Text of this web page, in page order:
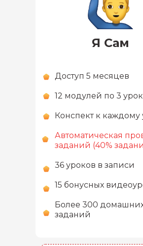
Я Сам
Доступ 5 месяцев
12 модулей по 3
Конспект к каждому
Автоматическая
заданий (40%
36 уроков в записи
15 бонусных
Более 300
заданий